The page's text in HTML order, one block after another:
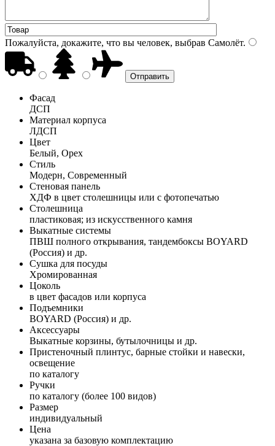
Пожалуйста, докажите, что вы человек, выбрав Самолёт.
Фасад
ДСП
Материал корпуса
ЛДСП
Цвет
Белый, Орех
Стиль
Модерн, Современный
Стеновая панель
ХДФ в цвет столешницы или с фотопечатью
Столешница
пластиковая; из искусственного камня
Выкатные системы
ПВШ полного открывания, тандембоксы BOYARD
(Россия) и др.
Сушка для посуды
Хромированная
Цоколь
в цвет фасадов или корпуса
Подъемники
BOYARD (Россия) и др.
Аксессуары
Выкатные корзины, бутылочницы и др.
Пристеночный плинтус, барные стойки и навески,
освещение
по каталогу
Ручки
по каталогу (более 100 видов)
Размер
индивидуальный
Цена
указана за базовую комплектацию